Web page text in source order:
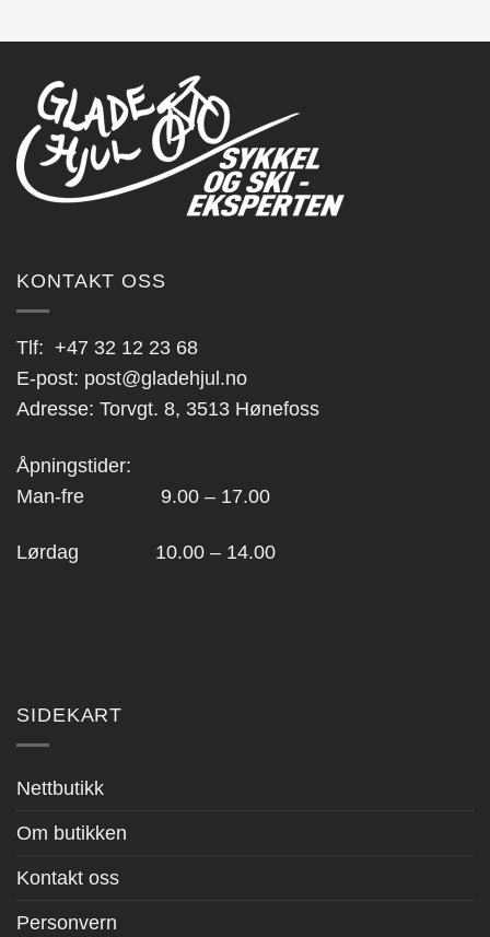
KONTAKT OSS
Tlf: +47 32 12 23 68
E-post: post@gladehjul.no
Adresse: Torvgt. 8, 3513 Hønefoss
Åpningstider:
Man-fre 9.00 – 17.00
Lørdag 10.00 – 14.00
SIDEKART
Nettbutikk
Om butikken
Kontakt oss
Personvern